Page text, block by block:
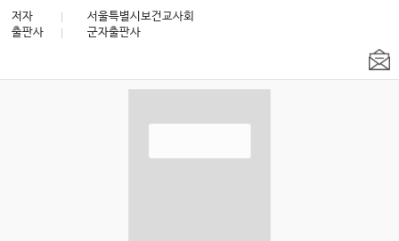
저자
서울특별시보건교사회
출판사
군자출판사